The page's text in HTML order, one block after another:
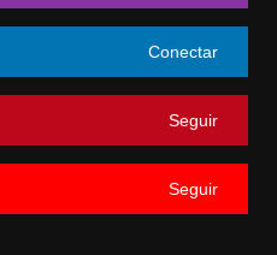
Conectar
Seguir
Seguir